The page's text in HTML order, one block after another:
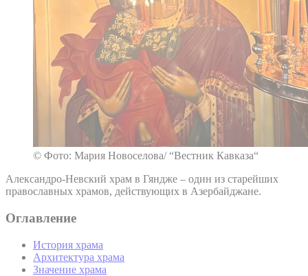
© Фото: Мария Новоселова/ “Вестник Кавказа“
Александро-Невский храм в Гяндже – один из старейших
православных храмов, действующих в Азербайджане.
Оглавление
История храма
Архитектура храма
Значение храма